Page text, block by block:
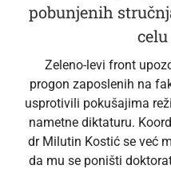
pobunjenih
Zeleno-levi front
progon zaposlenih na
usprotivili pokušajima
nametne diktaturu.
dr Milutin Kostić se već
da mu se poništi